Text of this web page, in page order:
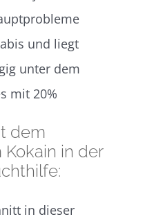
und liegt
unter dem
mit 20%
dem
in der
in dieser